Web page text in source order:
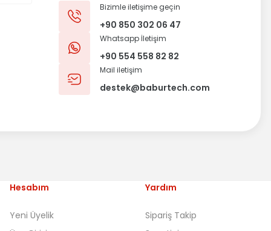
Bizimle iletişime geçin
+90 850 302 06 47
Whatsapp İletişim
+90 554 558 82 82
Mail iletişim
destek@baburtech.com
Hesabım
Yeni Üyelik
Yardım
Sipariş Takip